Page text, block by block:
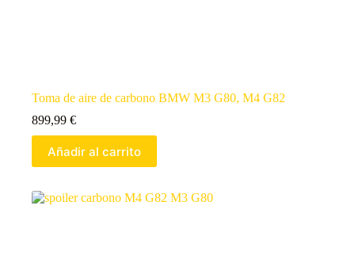
Toma de aire de carbono BMW M3 G80, M4 G82
899,99 €
Añadir al carrito